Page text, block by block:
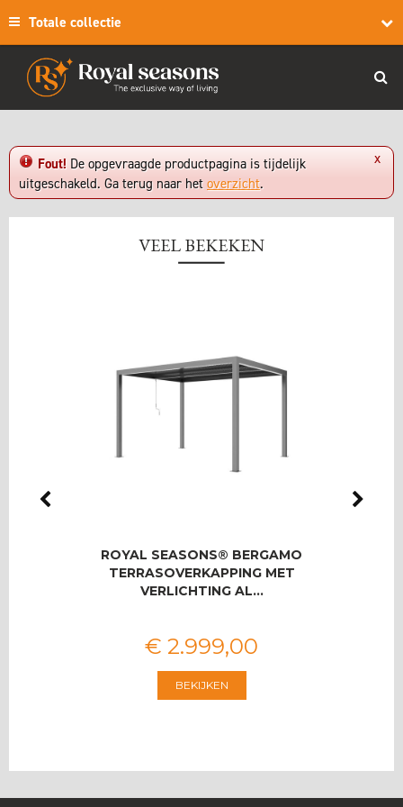
Totale collectie
x
Fout! De opgevraagde productpagina is tijdelijk
uitgeschakeld. Ga terug naar het overzicht.
VEEL BEKEKEN
ROYAL SEASONS® BERGAMO
TERRASOVERKAPPING MET
VERLICHTING AL…
€ 2.999,00
BEKIJKEN